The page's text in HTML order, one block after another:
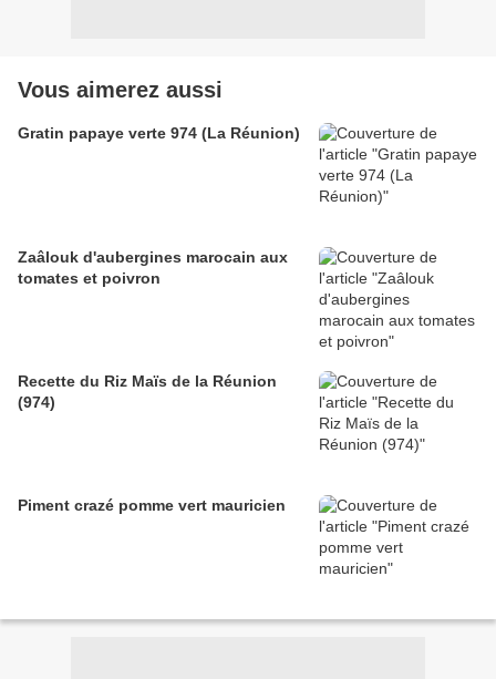
Vous aimerez aussi
Gratin papaye verte 974 (La Réunion)
Zaâlouk d'aubergines marocain aux
tomates et poivron
Recette du Riz Maïs de la Réunion
(974)
Piment crazé pomme vert mauricien